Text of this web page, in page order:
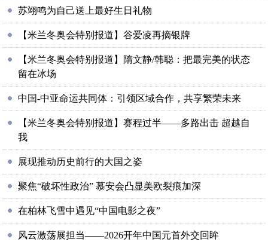
苏翊鸣为自己送上最好生日礼物
【米兰冬奥会特别报道】谷爱凌再摘银牌
【米兰冬奥会特别报道】隋文静/韩聪：把最完美的状态
留在冰场
中国-中亚命运共同体：引领区域合作，共享繁荣未来
【米兰冬奥会特别报道】赛程过半——多路出击 超越自
我
展现推动历史前行的大国之姿
聚焦“破坏性政治” 慕安会凸显美欧裂痕加深
在柏林飞雪中遇见“中国电影之夜”
风云激荡展担当——2026开年中国元首外交回眸